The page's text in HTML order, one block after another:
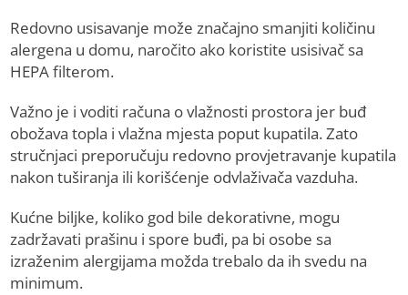
Redovno usisavanje može značajno smanjiti količinu
alergena u domu, naročito ako koristite usisivač sa
HEPA filterom.
Važno je i voditi računa o vlažnosti prostora jer buđ
obožava topla i vlažna mjesta poput kupatila. Zato
stručnjaci preporučuju redovno provjetravanje kupatila
nakon tuširanja ili korišćenje odvlaživača vazduha.
Kućne biljke, koliko god bile dekorativne, mogu
zadržavati prašinu i spore buđi, pa bi osobe sa
izraženim alergijama možda trebalo da ih svedu na
minimum.